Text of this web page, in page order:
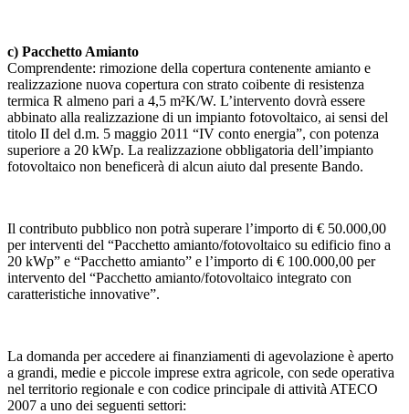
c) Pacchetto Amianto
Comprendente: rimozione della copertura contenente amianto e
realizzazione nuova copertura con strato coibente di resistenza
termica R almeno pari a 4,5 m²K/W. L’intervento dovrà essere
abbinato alla realizzazione di un impianto fotovoltaico, ai sensi del
titolo II del d.m. 5 maggio 2011 “IV conto energia”, con potenza
superiore a 20 kWp. La realizzazione obbligatoria dell’impianto
fotovoltaico non beneficerà di alcun aiuto dal presente Bando.
Il contributo pubblico non potrà superare l’importo di € 50.000,00
per interventi del “Pacchetto amianto/fotovoltaico su edificio fino a
20 kWp” e “Pacchetto amianto” e l’importo di € 100.000,00 per
intervento del “Pacchetto amianto/fotovoltaico integrato con
caratteristiche innovative”.
La domanda per accedere ai finanziamenti di agevolazione è aperto
a grandi, medie e piccole imprese extra agricole, con sede operativa
nel territorio regionale e con codice principale di attività ATECO
2007 a uno dei seguenti settori: